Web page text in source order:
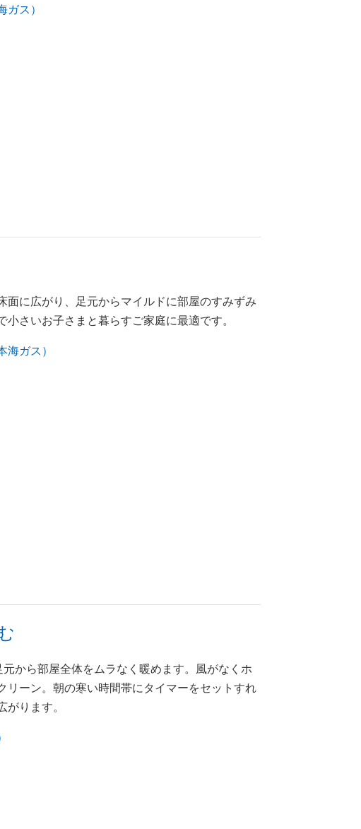
ス）
に広がり、足元からマイルドに部屋のすみずみ
さいお子さまと暮らすご家庭に最適です。
ガス）
ら部屋全体をムラなく暖めます。風がなくホ
ーン。朝の寒い時間帯にタイマーをセットすれ
ります。